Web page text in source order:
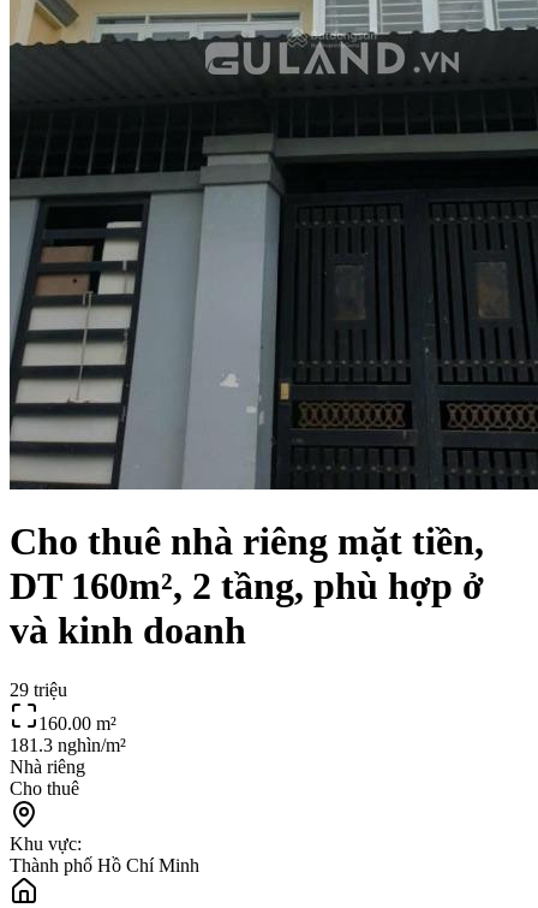
Cho thuê nhà riêng mặt tiền,
DT 160m², 2 tầng, phù hợp ở
và kinh doanh
29 triệu
160.00 m²
181.3 nghìn/m²
Nhà riêng
Cho thuê
Khu vực:
Thành phố Hồ Chí Minh